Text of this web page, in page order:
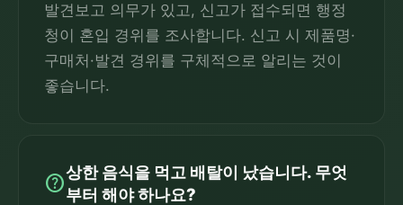
발견보고 의무가 있고, 신고가 접수되면 행정
청이 혼입 경위를 조사합니다. 신고 시 제품명·
구매처·발견 경위를 구체적으로 알리는 것이
좋습니다.
help상한 음식을 먹고 배탈이 났습니다. 무엇
부터 해야 하나요?